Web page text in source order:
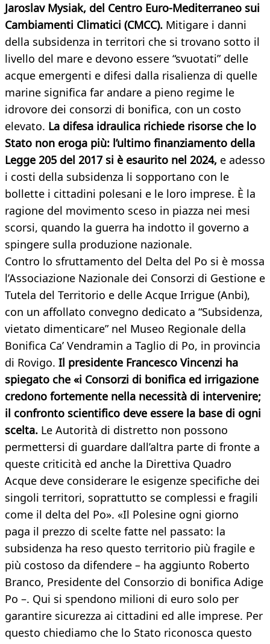
Jaroslav Mysiak, del Centro Euro-Mediterraneo sui
Cambiamenti Climatici (CMCC). Mitigare i danni
della subsidenza in territori che si trovano sotto il
livello del mare e devono essere “svuotati” delle
acque emergenti e difesi dalla risalienza di quelle
marine significa far andare a pieno regime le
idrovore dei consorzi di bonifica, con un costo
elevato. La difesa idraulica richiede risorse che lo
Stato non eroga più: l’ultimo finanziamento della
Legge 205 del 2017 si è esaurito nel 2024, e adesso
i costi della subsidenza li sopportano con le
bollette i cittadini polesani e le loro imprese. È la
ragione del movimento sceso in piazza nei mesi
scorsi, quando la guerra ha indotto il governo a
spingere sulla produzione nazionale.
Contro lo sfruttamento del Delta del Po si è mossa
l’Associazione Nazionale dei Consorzi di Gestione e
Tutela del Territorio e delle Acque Irrigue (Anbi),
con un affollato convegno dedicato a “Subsidenza,
vietato dimenticare” nel Museo Regionale della
Bonifica Ca’ Vendramin a Taglio di Po, in provincia
di Rovigo. Il presidente Francesco Vincenzi ha
spiegato che «i Consorzi di bonifica ed irrigazione
credono fortemente nella necessità di intervenire;
il confronto scientifico deve essere la base di ogni
scelta. Le Autorità di distretto non possono
permettersi di guardare dall’altra parte di fronte a
queste criticità ed anche la Direttiva Quadro
Acque deve considerare le esigenze specifiche dei
singoli territori, soprattutto se complessi e fragili
come il delta del Po». «Il Polesine ogni giorno
paga il prezzo di scelte fatte nel passato: la
subsidenza ha reso questo territorio più fragile e
più costoso da difendere – ha aggiunto Roberto
Branco, Presidente del Consorzio di bonifica Adige
Po –. Qui si spendono milioni di euro solo per
garantire sicurezza ai cittadini ed alle imprese. Per
questo chiediamo che lo Stato riconosca questo